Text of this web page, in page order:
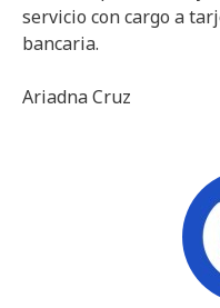
servicio con cargo a
bancaria.
Ariadna Cruz